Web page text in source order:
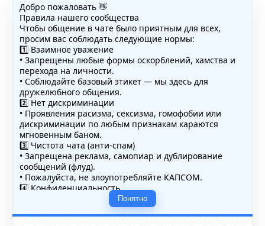
Добро пожаловать 👋
Правила нашего сообщества
Чтобы общение в чате было приятным для всех,
просим вас соблюдать следующие нормы:
1️⃣ Взаимное уважение
• Запрещены любые формы оскорблений, хамства и
перехода на личности.
• Соблюдайте базовый этикет — мы здесь для
дружелюбного общения.
2️⃣ Нет дискриминации
• Проявления расизма, сексизма, гомофобии или
дискриминации по любым признакам караются
мгновенным баном.
3️⃣ Чистота чата (анти-спам)
• Запрещена реклама, самопиар и дублирование
сообщений (флуд).
• Пожалуйста, не злоупотребляйте КАПСОМ.
4️⃣ Конфиденциальность
• Не публикуйте личные данные — свои или чужие
(телефоны, адреса, документы).
5️⃣ Уместность контента
Понятно